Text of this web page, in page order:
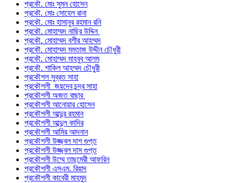
প্রকৌ. মোঃ সুমন হোসেন
প্রকৌ. মোঃ সোহেল রানা
প্রকৌ. মোঃ হাসানুর রহমান রনি
প্রকৌ. মোহাম্মদ নাছির উদ্দিন
প্রকৌ. মোহাম্মদ বশীর আহম্মদ
প্রকৌ. মোহাম্মদ মমতাজ উদ্দীন চৌধুরী
প্রকৌ. মোহাম্মদ মাহবুব আলম
প্রকৌ. শাকিল আহম্মদ চৌধুরী
প্রকৌশল সুব্রত সাহা
প্রকৌশলী জয়দেব চন্দ্র সাহা
প্রকৌশলী অজত বাছার
প্রকৌশলী আনোয়ার হোসেন
প্রকৌশলী আব্দুর রহমান
প্রকৌশলী আব্দুল কাদির
প্রকৌশলী আমির আদনান
প্রকৌশলী উজ্জ্বল দাশ গুপ্ত
প্রকৌশলী উজ্জ্বল দাস গুপ্ত
প্রকৌশলী উম্মে তাছমেরী আফরিন
প্রকৌশলী এসএম. রিয়াদ
প্রকৌশলী কাবেরী মাহমুদ